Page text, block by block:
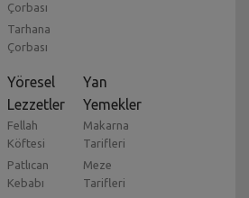
Çorbası
Tarhana
Çorbası
Yöresel
Lezzetler
Fellah
Köftesi
Patlıcan
Kebabı
Yan
Yemekler
Makarna
Tarifleri
Meze
Tarifleri